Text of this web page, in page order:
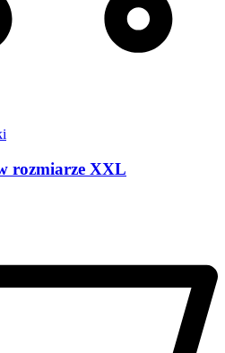
rozmiarze XXL